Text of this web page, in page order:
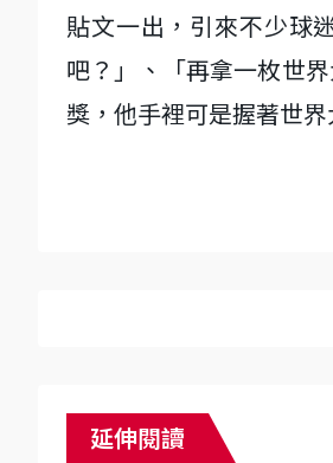
貼文一出，引來不少球
吧？」、「再拿一枚世
獎，他手裡可是握著世界
延伸閱讀